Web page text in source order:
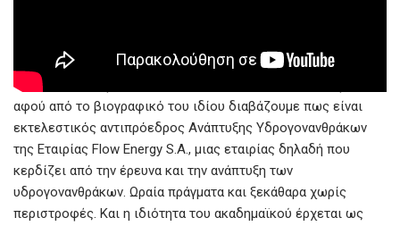
Για τον κ. Κονοφάγο πάντως τα πράγματα είναι πιο σαφή,
αφού από το βιογραφικό του ιδίου διαβάζουμε πως είναι
εκτελεστικός αντιπρόεδρος Ανάπτυξης Υδρογονανθράκων
της Εταιρίας Flow Energy S.A., μιας εταιρίας δηλαδή που
κερδίζει από την έρευνα και την ανάπτυξη των
υδρογονανθράκων. Ωραία πράγματα και ξεκάθαρα χωρίς
περιστροφές. Και η ιδιότητα του ακαδημαϊκού έρχεται ως